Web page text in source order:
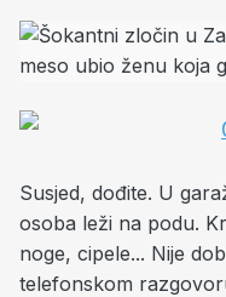
Susjed, dođite. U
osoba leži na podu.
noge, cipele... Nije
telefonskom